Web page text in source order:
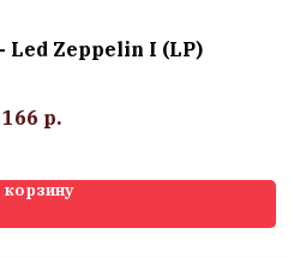
Led Zeppelin I (LP)
166 р.
корзину